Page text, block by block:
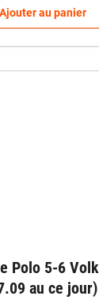
Ajouter au panier
Polo 5-6
au ce jour)